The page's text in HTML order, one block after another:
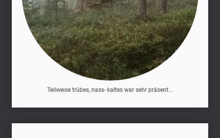
Teilweise trübes, nass- kaltes war sehr präsent...